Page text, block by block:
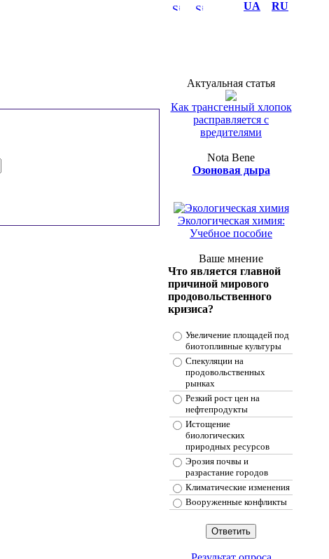
UA RU
Актуальная статья
Как трансгенный хлопок
расправляется с
вредителями
Nota Bene
Озоновая дыра
Экологическая химия:
Учебное пособие
Ваше мнение
Что является главной
причиной мирового
продовольственного
кризиса?
Увеличение площадей под
биотопливные культуры
Спекуляции на
продовольственных
рынках
Резкий рост цен на
нефтепродукты
Истощение
биологических
природных ресурсов
Эрозия почвы и
разрастание городов
Климатические изменения
Вооруженные конфликты